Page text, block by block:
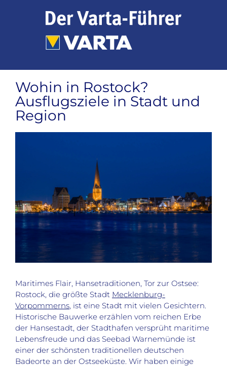
Wohin in Rostock?
Ausflugsziele in Stadt und
Region
Maritimes Flair, Hansetraditionen, Tor zur Ostsee:
Rostock, die größte Stadt Mecklenburg-
Vorpommerns, ist eine Stadt mit vielen Gesichtern.
Historische Bauwerke erzählen vom reichen Erbe
der Hansestadt, der Stadthafen versprüht maritime
Lebensfreude und das Seebad Warnemünde ist
einer der schönsten traditionellen deutschen
Badeorte an der Ostseeküste. Wir haben einige